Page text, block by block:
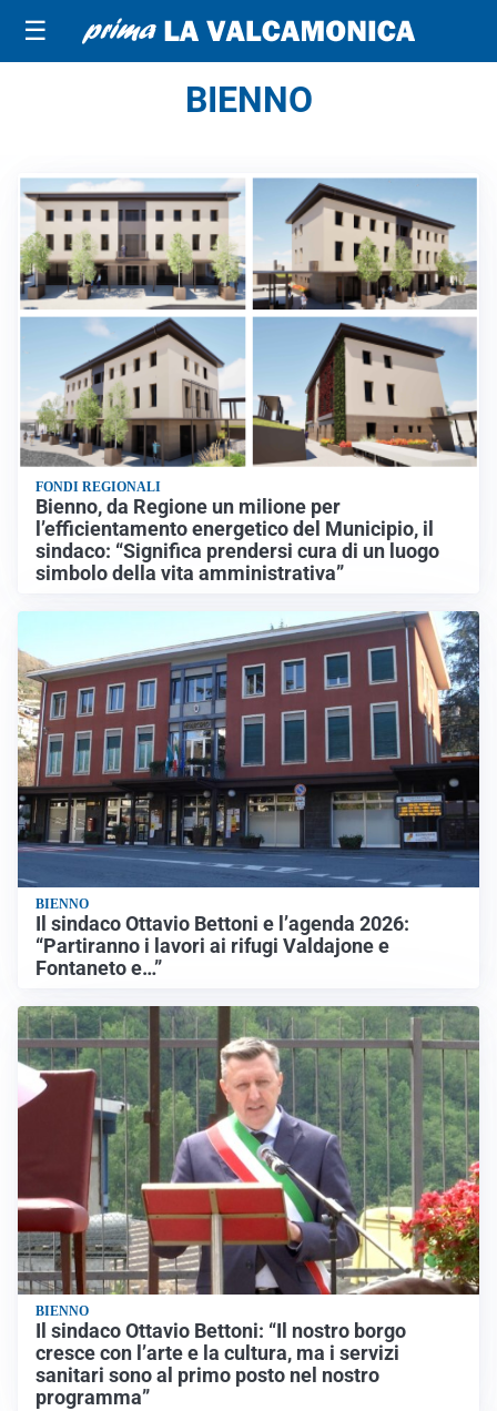
☰
BIENNO
FONDI REGIONALI
Bienno, da Regione un milione per
l’efficientamento energetico del Municipio, il
sindaco: “Significa prendersi cura di un luogo
simbolo della vita amministrativa”
BIENNO
Il sindaco Ottavio Bettoni e l’agenda 2026:
“Partiranno i lavori ai rifugi Valdajone e
Fontaneto e…”
BIENNO
Il sindaco Ottavio Bettoni: “Il nostro borgo
cresce con l’arte e la cultura, ma i servizi
sanitari sono al primo posto nel nostro
programma”